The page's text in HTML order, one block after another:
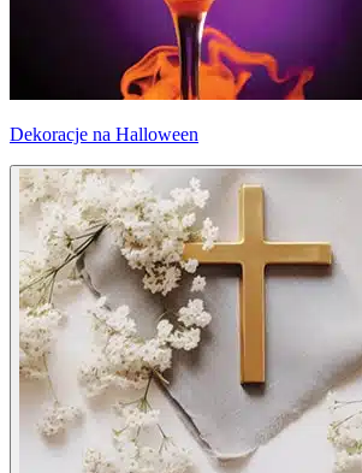
Dekoracje na Halloween